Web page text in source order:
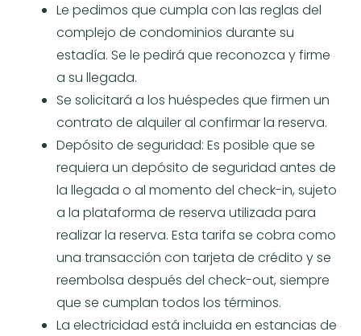
Le pedimos que cumpla con las reglas del
complejo de condominios durante su
estadía. Se le pedirá que reconozca y firme
a su llegada.
Se solicitará a los huéspedes que firmen un
contrato de alquiler al confirmar la reserva.
Depósito de seguridad: Es posible que se
requiera un depósito de seguridad antes de
la llegada o al momento del check-in, sujeto
a la plataforma de reserva utilizada para
realizar la reserva. Esta tarifa se cobra como
una transacción con tarjeta de crédito y se
reembolsa después del check-out, siempre
que se cumplan todos los términos.
La electricidad está incluida en estancias de